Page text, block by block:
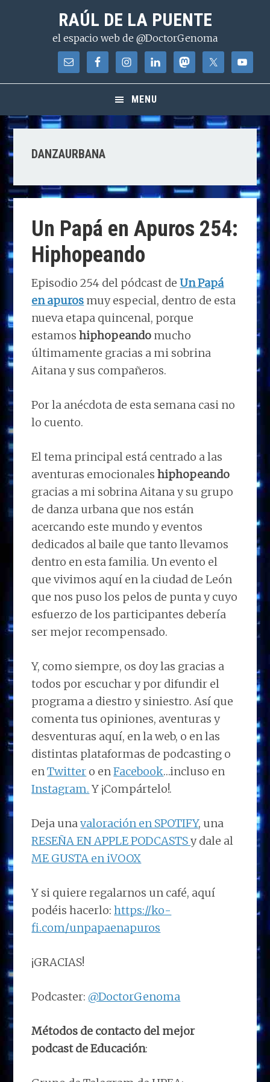
contenido
RAÚL DE LA PUENTE
el espacio web de @DoctorGenoma
MENU
DANZAURBANA
Un Papá en Apuros 254:
Hiphopeando
Episodio 254 del pódcast deUn Papá
en apuros muy especial, dentro de esta
nueva etapa quincenal, porque
estamoshiphopeando mucho
últimamente gracias a mi sobrina
Aitana y sus compañeros.
Por la anécdota de esta semana casi no
lo cuento.
El tema principal está centrado a las
aventuras emocionaleshiphopeando
gracias a mi sobrina Aitana y su grupo
de danza urbana que nos están
acercando este mundo y eventos
dedicados al baile que tanto llevamos
dentro en esta familia. Un evento el
que vivimos aquí en la ciudad de León
que nos puso los pelos de punta y cuyo
esfuerzo de los participantes debería
ser mejor recompensado.
Y, como siempre, os doy las gracias a
todos por escuchar y por difundir el
programa a diestro y siniestro. Así que
comenta tus opiniones, aventuras y
desventuras aquí, en la web, o en las
distintas plataformas de podcasting o
enTwitter o enFacebook…incluso en
Instagram. Y ¡Compártelo!.
Deja unavaloración en SPOTIFY, una
RESEÑA EN APPLE PODCASTSy dale al
ME GUSTA en iVOOX
Y si quiere regalarnos un café, aquí
podéis hacerlo:https://ko-
fi.com/unpapaenapuros
¡GRACIAS!
Podcaster: @DoctorGenoma
Métodos de contacto del mejor
podcast de Educación: